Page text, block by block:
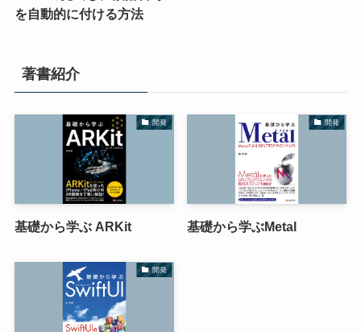
を自動的に付ける方法
著書紹介
開発
基礎から学ぶ ARKit
開発
基礎から学ぶMetal
開発